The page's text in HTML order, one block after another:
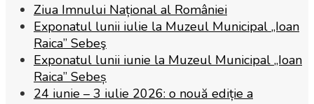
Ziua Imnului Național al României
Exponatul lunii iulie la Muzeul Municipal „Ioan
Raica” Sebeş
Exponatul lunii iunie la Muzeul Municipal „Ioan
Raica” Sebeș
24 iunie – 3 iulie 2026: o nouă ediție a